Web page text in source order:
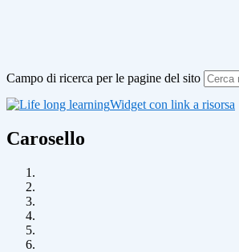
Campo di ricerca per le pagine del sito
Widget con link a risorsa
Carosello